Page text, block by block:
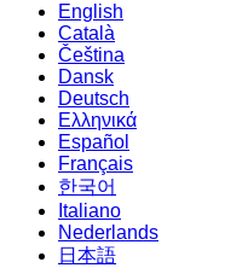
English
Català
Čeština
Dansk
Deutsch
Ελληνικά
Español
Français
한국어
Italiano
Nederlands
日本語